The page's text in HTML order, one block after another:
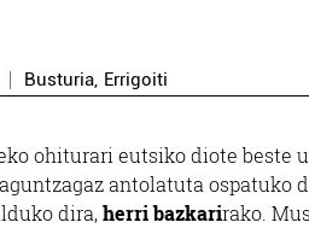
Busturia, Errigoiti
ohiturari eutsiko diote beste
antolatuta ospatuko
dira,herri bazkarirako.